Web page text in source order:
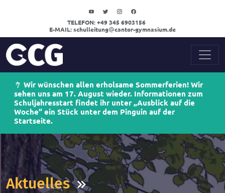
TELEFON: +49 345 6903156
E-MAIL: schulleitung cantor-gymnasium.de
Wir wünschen allen erholsame Sommerferien! Wir
sehen uns am 17. August wieder. Informationen zum
Schuljahresstart findet ihr unter „Ausblick auf die
Woche“ ein Stück unter dem Pinguin auf der
Startseite.
Aktuelles